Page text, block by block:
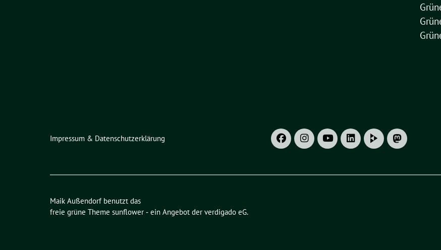
Impressum & Datenschutzerklärung
Maik Außendorf benutzt das
freie grüne Theme sunflower ‐ ein Angebot der verdigado eG.